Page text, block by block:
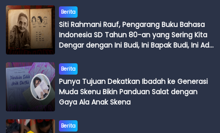
Berita
Siti Rahmani Rauf, Pengarang Buku Bahasa
Indonesia SD Tahun 80-an yang Sering Kita
Dengar dengan Ini Budi, Ini Bapak Budi, Ini Adik
Berita
Punya Tujuan Dekatkan Ibadah ke Generasi
Muda Skenu Bikin Panduan Salat dengan
Gaya Ala Anak Skena
Berita